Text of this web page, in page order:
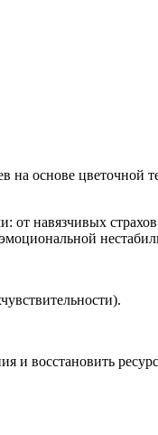
на основе цветочной
навязчивых
и восстановить